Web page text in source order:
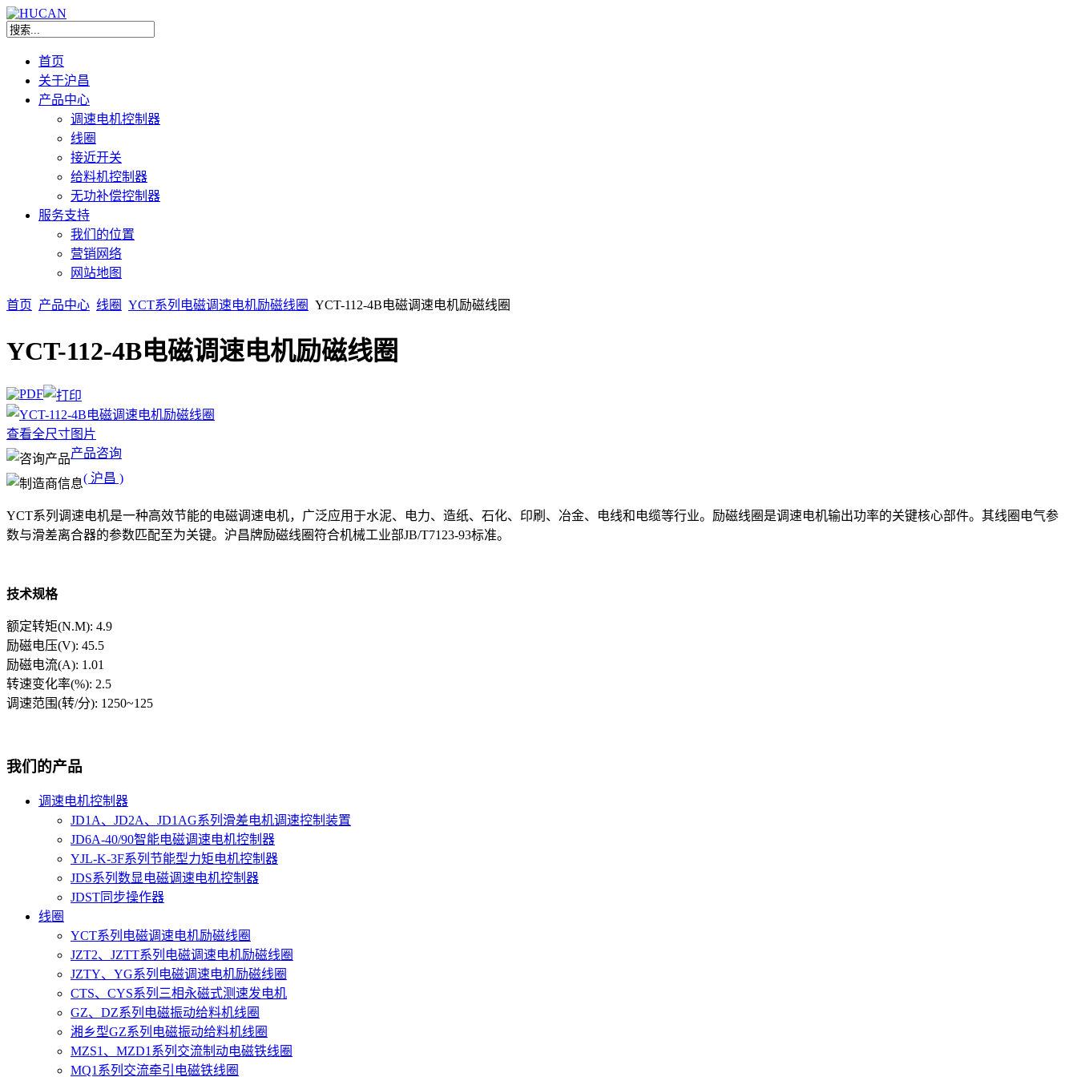
首页
关于沪昌
产品中心
调速电机控制器
线圈
接近开关
给料机控制器
无功补偿控制器
服务支持
我们的位置
营销网络
网站地图
首页 产品中心 线圈 YCT系列电磁调速电机励磁线圈 YCT-112-4B电磁调速电机励磁线圈
YCT-112-4B电磁调速电机励磁线圈
查看全尺寸图片
产品咨询
( 沪昌 )
YCT系列调速电机是一种高效节能的电磁调速电机，广泛应用于水泥、电力、造纸、石化、印刷、冶金、电线和电缆等行业。励磁线圈是调速电机输出功率的关键核心部件。其线圈电气参
数与滑差离合器的参数匹配至为关键。沪昌牌励磁线圈符合机械工业部JB/T7123-93标准。
技术规格
额定转矩(N.M): 4.9
励磁电压(V): 45.5
励磁电流(A): 1.01
转速变化率(%): 2.5
调速范围(转/分): 1250~125
我们的产品
调速电机控制器
JD1A、JD2A、JD1AG系列滑差电机调速控制装置
JD6A-40/90智能电磁调速电机控制器
YJL-K-3F系列节能型力矩电机控制器
JDS系列数显电磁调速电机控制器
JDST同步操作器
线圈
YCT系列电磁调速电机励磁线圈
JZT2、JZTT系列电磁调速电机励磁线圈
JZTY、YG系列电磁调速电机励磁线圈
CTS、CYS系列三相永磁式测速发电机
GZ、DZ系列电磁振动给料机线圈
湘乡型GZ系列电磁振动给料机线圈
MZS1、MZD1系列交流制动电磁铁线圈
MQ1系列交流牵引电磁铁线圈